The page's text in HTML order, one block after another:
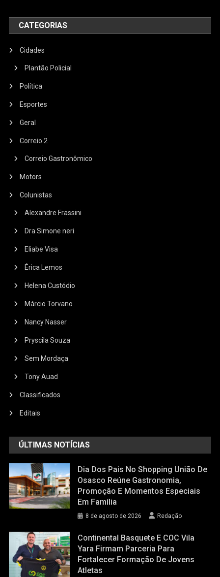
CATEGORIAS
Cidades
Plantão Policial
Política
Esportes
Geral
Correio 2
Correio Gastronômico
Motors
Colunistas
Alexandre Frassini
Dra Simone neri
Eliabe Visa
Érica Lemos
Helena Custódio
Márcio Torvano
Nancy Nasser
Pryscila Souza
Sem Mordaça
Tony Auad
Classificados
Editais
ÚLTIMAS NOTÍCIAS
Dia Dos Pais No Shopping União De
Osasco Reúne Gastronomia,
Promoção E Momentos Especiais
Em Família
8 de agosto de 2026 Redação
Continental Basquete E COC Vila
Yara Firmam Parceria Para
Fortalecer Formação De Jovens
Atletas